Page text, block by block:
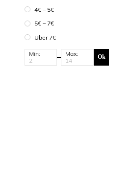
4€ – 5€
5€ – 7€
Über 7€
Min: Max: Ok